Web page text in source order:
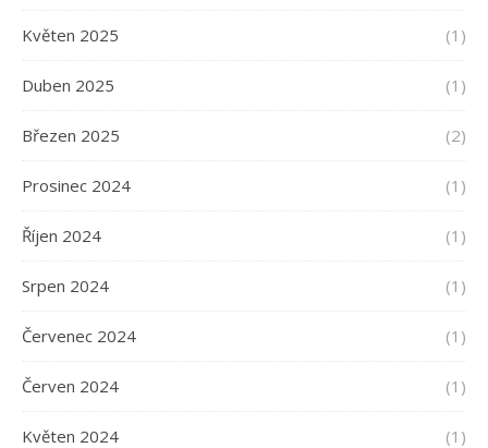
Květen 2025 (1)
Duben 2025 (1)
Březen 2025 (2)
Prosinec 2024 (1)
Říjen 2024 (1)
Srpen 2024 (1)
Červenec 2024 (1)
Červen 2024 (1)
Květen 2024 (1)